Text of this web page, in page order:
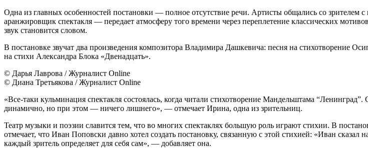
Одна из главных особенностей постановки — полное отсутствие речи. Артисты общались со
аранжировщик спектакля — передает атмосферу того времени через переплетение классических
звук становится словом.
В постановке звучат два произведения композитора Владимира Дашкевича: песня на стихотворение
на стихи Александра Блока «Двенадцать».
© Дарья Лаврова / Журналист Online
© Диана Третьякова / Журналист Online
«Все-таки кульминация спектакля состоялась, когда читали стихотворение Мандельштама
динамично, но при этом — ничего лишнего», — отмечает Ирина, одна из зрительниц.
Театр музыки и поэзии славится тем, что во многих спектаклях большую роль играют стихии. В
отмечает, что Иван Поповски давно хотел создать постановку, связанную с этой стихией: «Иван
каждый зритель определяет для себя сам», — добавляет она.